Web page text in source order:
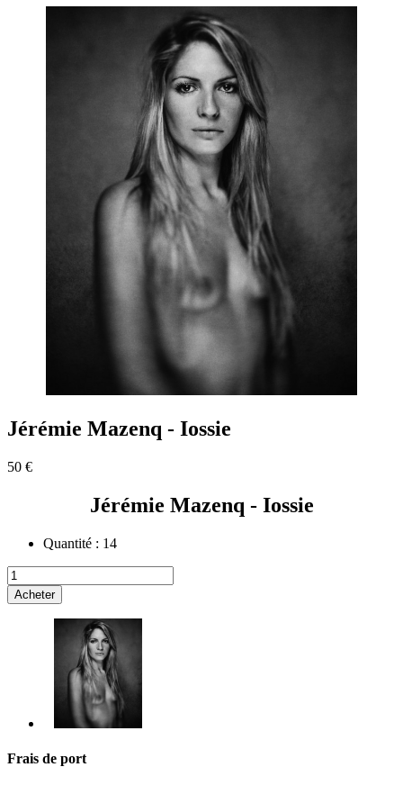
Jérémie Mazenq - Iossie
50 €
Jérémie Mazenq - Iossie
Quantité : 14
Acheter
Frais de port